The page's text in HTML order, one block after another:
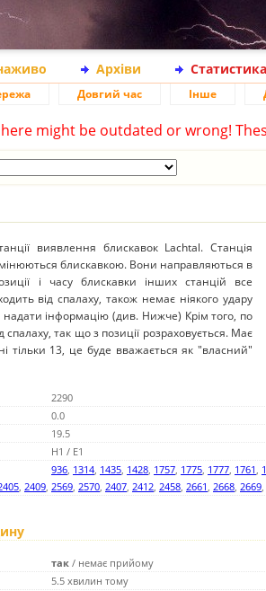
Архіви Статистика
Довгий час Інше
might be outdated or wrong!
виявлення блискавок Lachtal. Станція
блискавкою. Вони направляються в
і часу блискавки інших станцій все
від спалаху, також немає ніякого удару
інформацію (див. Нижче) Крім того, по
так що з позиції розраховується. Має
тільки 13, це буде вважається як "власний"
2290
0.0
19.5
H1 / E1
936, 1314, 1435, 1428, 1757, 1775, 1777, 1761,
, 2409, 2569, 2570, 2407, 2412, 2458, 2661, 2668, 2669,
так / немає прийому
5.5 хвилин тому